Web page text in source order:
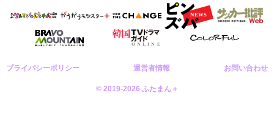
プライバシーポリシー 運営者情報 お問い合わせ
© 2019-2026 ふたまん＋